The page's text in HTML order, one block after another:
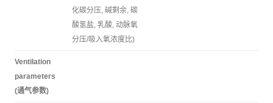
化碳分压, 碱剩余, 碳
酸氢盐, 乳酸, 动脉氧
分压/吸入氧浓度比)
Ventilation
parameters
(通气参数)